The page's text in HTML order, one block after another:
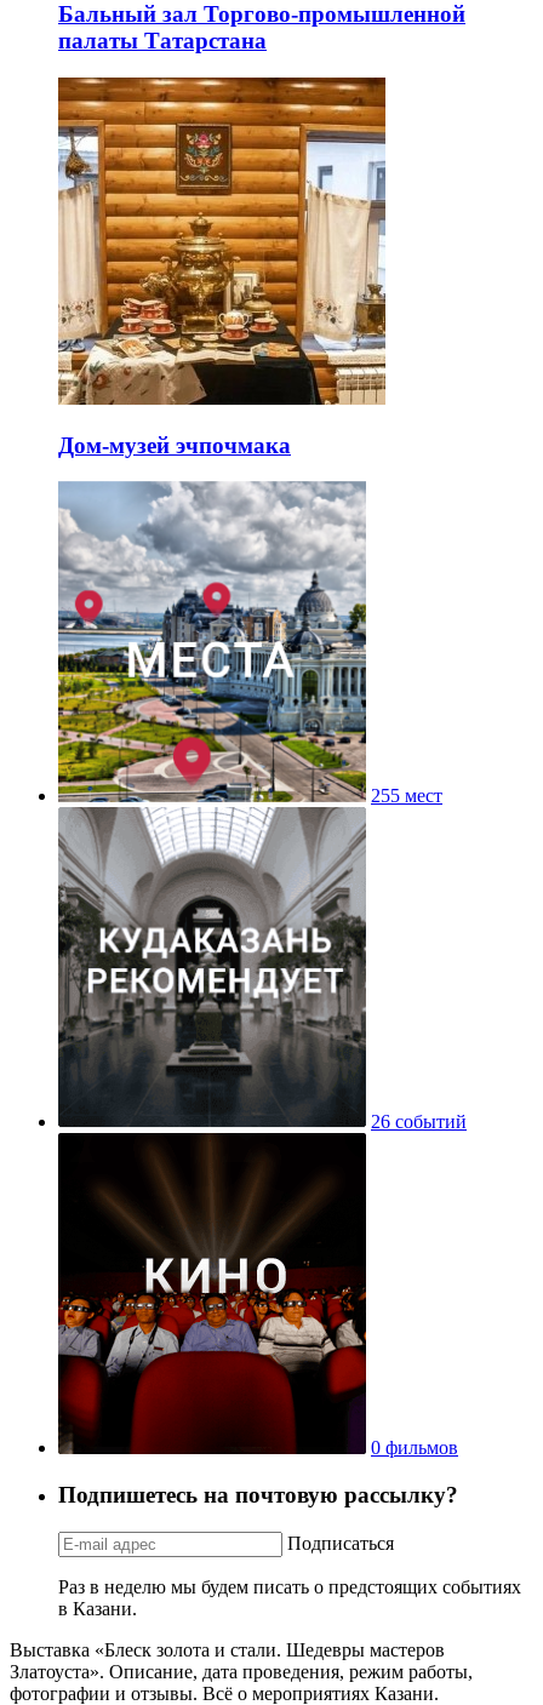
Бальный зал Торгово-промышленной
палаты Татарстана
Дом-музей эчпочмака
255 мест
26 событий
0 фильмов
Подпишетесь на почтовую рассылку?
Подписаться
Раз в неделю мы будем писать о предстоящих событиях
в Казани.
Выставка «Блеск золота и стали. Шедевры мастеров
Златоуста». Описание, дата проведения, режим работы,
фотографии и отзывы. Всё о мероприятиях Казани.